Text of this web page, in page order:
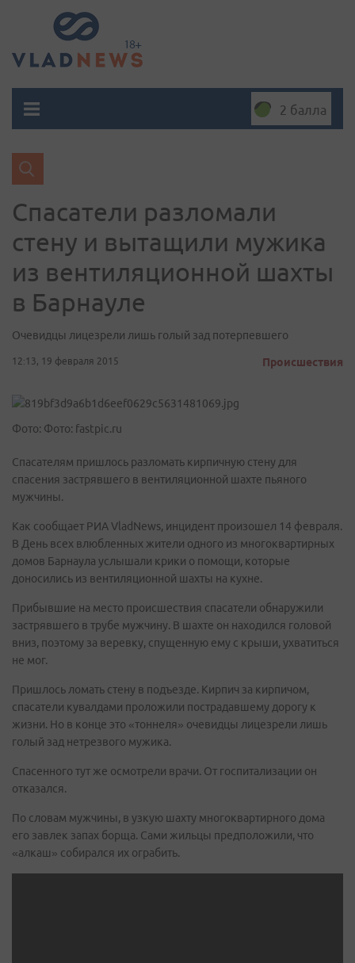
2 балла
Спасатели разломали
стену и вытащили мужика
из вентиляционной шахты
в Барнауле
Очевидцы лицезрели лишь голый зад потерпевшего
12:13, 19 февраля 2015 Происшествия
Фото: Фото: fastpic.ru
Спасателям пришлось разломать кирпичную стену для
спасения застрявшего в вентиляционной шахте пьяного
мужчины.
Как сообщает РИА VladNews, инцидент произошел 14 февраля.
В День всех влюбленных жители одного из многоквартирных
домов Барнаула услышали крики о помощи, которые
доносились из вентиляционной шахты на кухне.
Прибывшие на место происшествия спасатели обнаружили
застрявшего в трубе мужчину. В шахте он находился головой
вниз, поэтому за веревку, спущенную ему с крыши, ухватиться
не мог.
Пришлось ломать стену в подъезде. Кирпич за кирпичом,
спасатели кувалдами проложили пострадавшему дорогу к
жизни. Но в конце это «тоннеля» очевидцы лицезрели лишь
голый зад нетрезвого мужика.
Спасенного тут же осмотрели врачи. От госпитализации он
отказался.
По словам мужчины, в узкую шахту многоквартирного дома
его завлек запах борща. Сами жильцы предположили, что
«алкаш» собирался их ограбить.